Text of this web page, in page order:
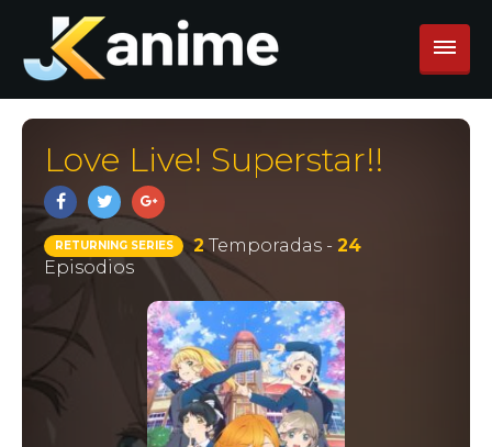
Love Live! Superstar!!
RETURNING SERIES 2Temporadas - 24
Episodios